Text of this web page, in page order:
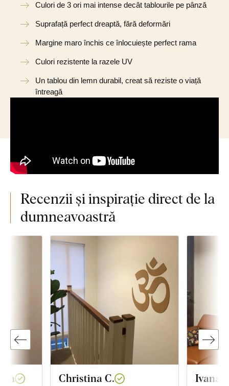
Culori de 3 ori mai intense decât tablourile pe pânză
Suprafață perfect dreaptă, fără deformări
Margine maro închis ce înlocuiește perfect rama
Culori rezistente la razele UV
Un tablou din lemn durabil, creat să reziste o viață
întreagă
Recenzii și inspirație direct de la
dumneavoastră
Christina C. Ivana